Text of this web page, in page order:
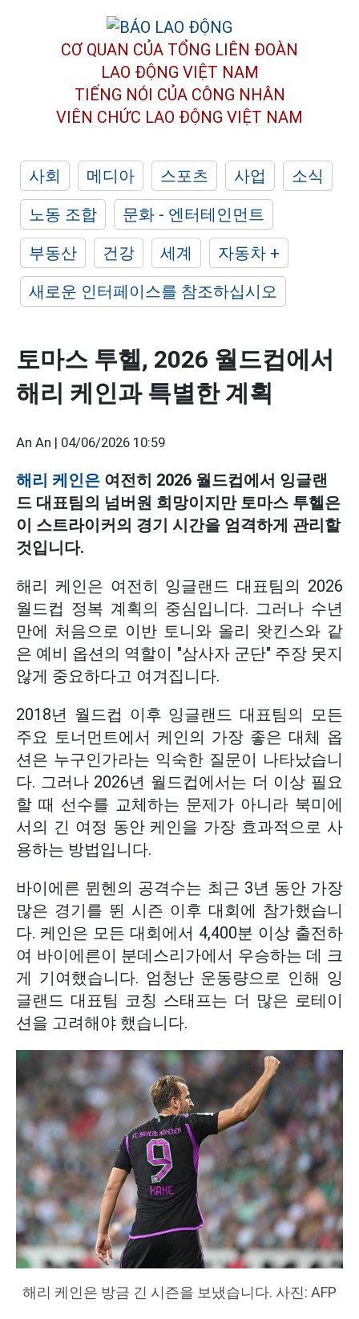
CƠ QUAN CỦA TỔNG LIÊN ĐOÀN
LAO ĐỘNG VIỆT NAM
TIẾNG NÓI CỦA CÔNG NHÂN
VIÊN CHỨC LAO ĐỘNG VIỆT NAM
사회 메디아 스포츠 사업
소식
노동 조합
문화 - 엔터테인먼트
부동산
건강 세계
자동차 +
새로운 인터페이스를 참조하십시오
토마스 투헬, 2026 월드컵에서
해리 케인과 특별한 계획
An An | 04/06/2026 10:59
해리 케인은 여전히 2026 월드컵에서 잉글랜
드 대표팀의 넘버원 희망이지만 토마스 투헬은
이 스트라이커의 경기 시간을 엄격하게 관리할
것입니다.
해리 케인은 여전히 잉글랜드 대표팀의 2026
월드컵 정복 계획의 중심입니다. 그러나 수년
만에 처음으로 이반 토니와 올리 왓킨스와 같
은 예비 옵션의 역할이 "삼사자 군단" 주장 못지
않게 중요하다고 여겨집니다.
2018년 월드컵 이후 잉글랜드 대표팀의 모든
주요 토너먼트에서 케인의 가장 좋은 대체 옵
션은 누구인가라는 익숙한 질문이 나타났습니
다. 그러나 2026년 월드컵에서는 더 이상 필요
할 때 선수를 교체하는 문제가 아니라 북미에
서의 긴 여정 동안 케인을 가장 효과적으로 사
용하는 방법입니다.
바이에른 뮌헨의 공격수는 최근 3년 동안 가장
많은 경기를 뛴 시즌 이후 대회에 참가했습니
다. 케인은 모든 대회에서 4,400분 이상 출전하
여 바이에른이 분데스리가에서 우승하는 데 크
게 기여했습니다. 엄청난 운동량으로 인해 잉
글랜드 대표팀 코칭 스태프는 더 많은 로테이
션을 고려해야 했습니다.
해리 케인은 방금 긴 시즌을 보냈습니다. 사진: AFP